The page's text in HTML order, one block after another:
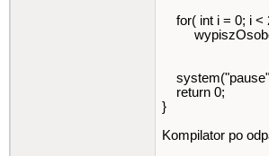
for( int i = 0; i <
wypiszOsobe(
return 0;
}
Kompilator po